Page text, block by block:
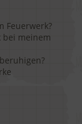
Feuerwerk?
bei meinem